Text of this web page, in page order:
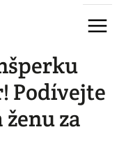
Menu
Podívejte
za